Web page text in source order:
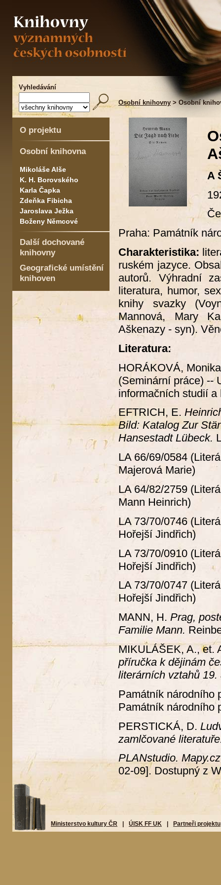
Vyhledávání
Osobní knihovny > Osobní
O projektu
Osobní knihovna
Mikoláše Alše
K. H. Borovského
Karla Čapka
Zdeňka Fibicha
Jaroslava Ježka
Boženy Němcové
Další dochované
knihovny
Geografické umístění
knihoven
A
Praha: Památník
Charakteristika:
ruském jazyce.
autorů. Výhradní
literatura, humor,
knihy svazky
Mannová, Mary
Aškenazy - syn).
Literatura:
HORÁKOVÁ,
(Seminární práce) --
informačních studií
EFTRICH, E.
Bild: Katalog Zur
Hansestadt Lübeck.
LA 66/69/0584
Majerová Marie)
LA 64/82/2759
Mann Heinrich)
LA 73/70/0746
Hořejší Jindřich)
LA 73/70/0910
Hořejší Jindřich)
LA 73/70/0747
Hořejší Jindřich)
MANN, H. Prag,
Familie Mann.
MIKULÁŠEK, A., et.
příručka k dějinám
literárních vztahů
Památník národního
Památník národního
PERSTICKÁ, D.
zamlčované
PLANstudio. Mapy.cz
02-09]. Dostupný z
Ministerstvo kultury ČR ÚISK FF UK Partneři projektu